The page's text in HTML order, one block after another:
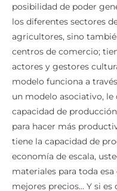
posibilidad de poder
los diferentes sectores
agricultores, sino
centros de comercio;
actores y gestores
modelo funciona a
un modelo asociativo,
capacidad de
para hacer más
tiene la capacidad de
economía de escala,
materiales para toda
mejores precios… Y si